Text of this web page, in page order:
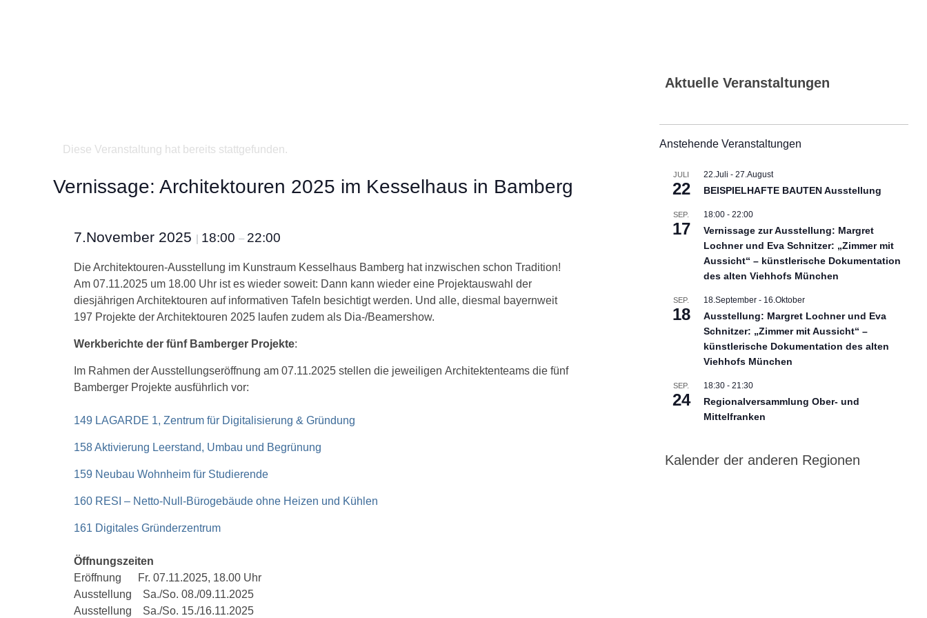
Diese Veranstaltung hat bereits stattgefunden.
Vernissage: Architektouren 2025 im Kesselhaus in Bamberg
7.November 2025 | 18:00 – 22:00
Die Architektouren-Ausstellung im Kunstraum Kesselhaus Bamberg hat inzwischen schon Tradition!
Am 07.11.2025 um 18.00 Uhr ist es wieder soweit: Dann kann wieder eine Projektauswahl der
diesjährigen Architektouren auf informativen Tafeln besichtigt werden. Und alle, diesmal bayernweit
197 Projekte der Architektouren 2025 laufen zudem als Dia-/Beamershow.
Werkberichte der fünf Bamberger Projekte:
Im Rahmen der Ausstellungseröffnung am 07.11.2025 stellen die jeweiligen Architektenteams die fünf
Bamberger Projekte ausführlich vor:
149 LAGARDE 1, Zentrum für Digitalisierung & Gründung
158 Aktivierung Leerstand, Umbau und Begrünung
159 Neubau Wohnheim für Studierende
160 RESI – Netto-Null-Bürogebäude ohne Heizen und Kühlen
161 Digitales Gründerzentrum
Öffnungszeiten
Eröffnung Fr. 07.11.2025, 18.00 Uhr
Ausstellung Sa./So. 08./09.11.2025
Ausstellung Sa./So. 15./16.11.2025
Aktuelle Veranstaltungen
Anstehende Veranstaltungen
JULI
22
22.Juli - 27.August
BEISPIELHAFTE BAUTEN Ausstellung
SEP.
17
18:00- 22:00
Vernissage zur Ausstellung: Margret
Lochner und Eva Schnitzer: „Zimmer mit
Aussicht“ – künstlerische Dokumentation
des alten Viehhofs München
SEP.
18
18.September- 16.Oktober
Ausstellung: Margret Lochner und Eva
Schnitzer: „Zimmer mit Aussicht“ –
künstlerische Dokumentation des alten
Viehhofs München
SEP.
24
18:30- 21:30
Regionalversammlung Ober- und
Mittelfranken
Kalender der anderen Regionen